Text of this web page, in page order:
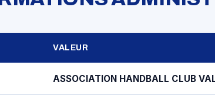
VALEUR
ASSOCIATION HANDBALL CLUB